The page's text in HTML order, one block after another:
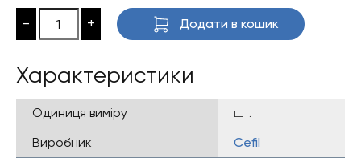
- + Додати в кошик
Характеристики
Одиниця виміру
шт.
Виробник
Cefil